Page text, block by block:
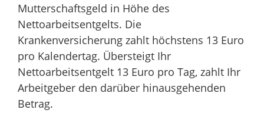
Mutterschaftsgeld in Höhe des
Nettoarbeitsentgelts. Die
Krankenversicherung zahlt höchstens 13 Euro
pro Kalendertag. Übersteigt Ihr
Nettoarbeitsentgelt 13 Euro pro Tag, zahlt Ihr
Arbeitgeber den darüber hinausgehenden
Betrag.